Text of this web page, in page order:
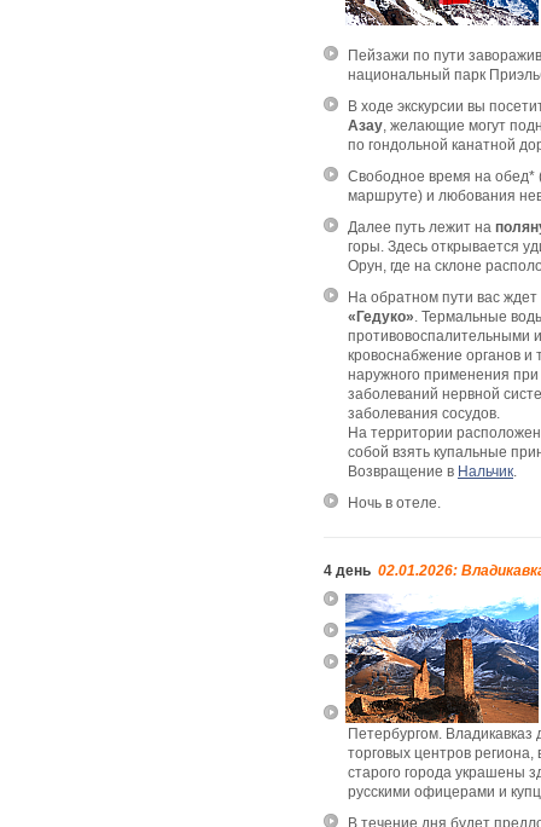
Пейзажи по пути
национальный парк
В ходе экскурсии вы
Азау, желающие могут
по гондольной канатной
Свободное время на обед*
маршруте) и любования
Далее путь лежит на
горы. Здесь открывается
Орун, где на склоне
На обратном пути вас
«Гедуко». Термальные
противовоспалительными
кровоснабжение органов
наружного применения
заболеваний нервной
заболевания сосудов.
На территории
собой взять купальные
Возвращение в Нальчик.
Ночь в отеле.
4 день 02.01.2026:
Петербургом.
торговых центров
старого города украшены
русскими офицерами и
В течение дня будет